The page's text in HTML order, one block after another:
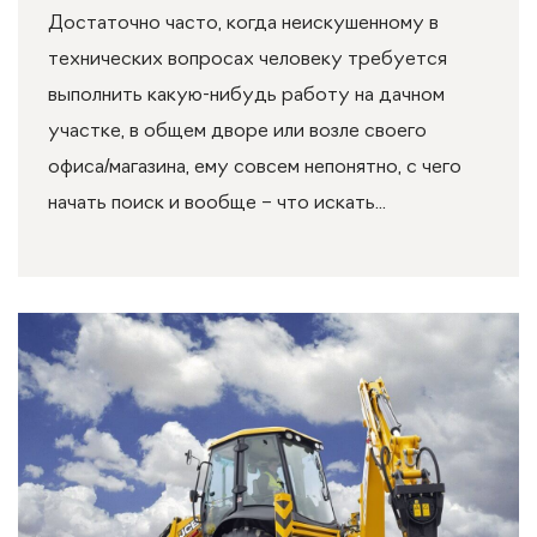
Достаточно часто, когда неискушенному в
технических вопросах человеку требуется
выполнить какую-нибудь работу на дачном
участке, в общем дворе или возле своего
офиса/магазина, ему совсем непонятно, с чего
начать поиск и вообще – что искать...